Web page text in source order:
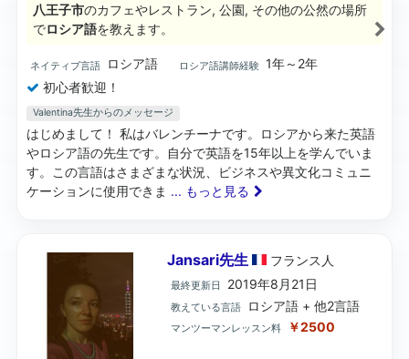
八王子市のカフェやレストラン, 公園, その他の公然の場所
でロシア語を教えます。
ネイティブ言語 ロシア語 ロシア語講師経験 1年～2年
初心者歓迎！
Valentina先生からのメッセージ
はじめまして！ 私はバレンチーナです。ロシアから来た英語
やロシア語の先生です。自分で英語を15年以上を学んでいま
す。この言語はさまざまな状況、ビジネスや異文化コミュニ
ケーションに使用できま ... もっと見る
Jansari先生 フランス 人
最終更新日 2019年8月21日
教えている言語 ロシア語 + 他2言語
マンツーマンレッスン料 ￥2500